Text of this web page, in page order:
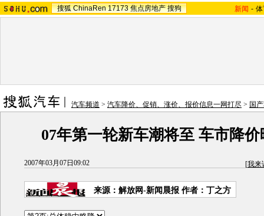
搜狐 ChinaRen 17173 焦点房地产 搜狗 新闻 -
汽车频道 > 汽车降价、促销、涨价、报价信息一网打尽 > 国
07年第一轮新车潮将至 车市降
2007年03月07日09:02 [我来
来源：解放网-新闻晨报 作者：丁之方